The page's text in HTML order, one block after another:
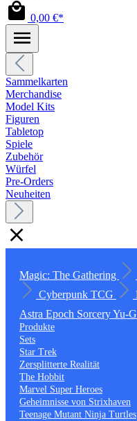
0,00 €*
Sammelkarten
Merchandise
Model Kits
Figuren
Tabletop
Spiele
Zubehör
Würfel
Pre-Orders
Neuheiten
Magic: The Gathering
Cyberpunk TCG
Astra Epoch SorceryYu-
Produkte
Sets
Star Trek
Zersplitterte Realität
The Hobbit
Marvel Super Heroes
Geheimnisse von Strixhaven
Teenage Mutant Ninja Turtles